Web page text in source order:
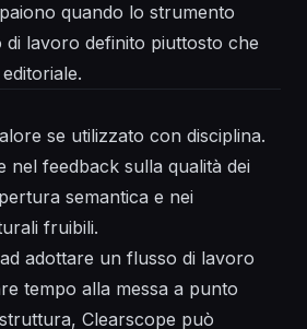
quando lo strumento
lavoro definito piuttosto che
se utilizzato con disciplina.
nel feedback sulla qualità dei
semantica e nei
fruibili.
adottare un flusso di lavoro
tempo alla messa a punto
Clearscope può